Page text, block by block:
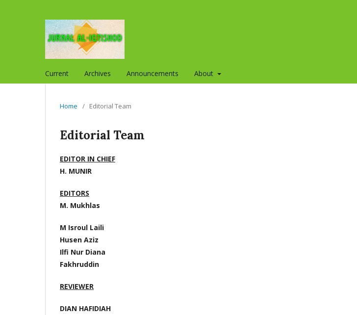
Current Archives Announcements About
Home / Editorial Team
Editorial Team
EDITOR IN CHIEF
H. MUNIR
EDITORS
M. Mukhlas
M Isroul Laili
Husen Aziz
Ilfi Nur Diana
Fakhruddin
REVIEWER
DIAN HAFIDIAH